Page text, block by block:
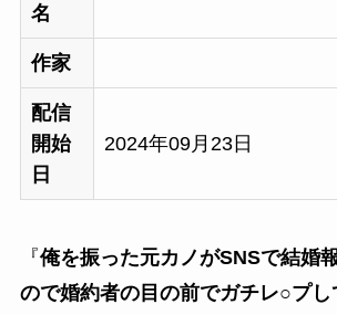
名
作家
配信
開始
日
2024年09月23日
『俺を振った元カノがSNSで結婚
ので婚約者の目の前でガチレ○プし